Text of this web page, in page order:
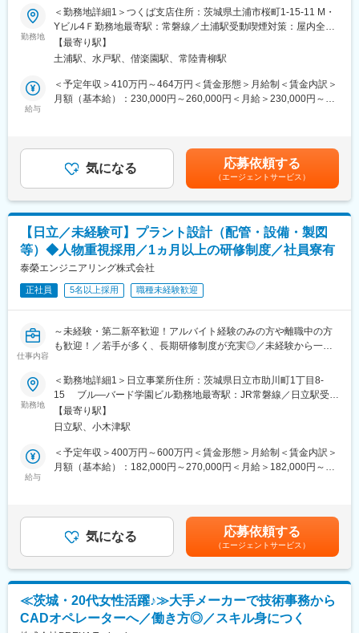
・定年：65歳となっており、その後も１年更新での契約社員とし
てご活躍いただけます。
・手厚い福利厚生：配属先への勤務に伴う引っ越し費用に関して
は、会社が全額負担します。家賃補助の金額に関して、6万円（家
賃＋共益費）の物件を上限として半分を支給いたします。他にも
家族手当制度等がございます。
ともなうリスクを気にすることなく、社内で自分の新しいキャリ
アを形成し、可能性を広げることが可能です。シフトしたことに
よって上がった派遣料金が一定基準を超えた場合、給与に還元し
変更の範囲：会社の定める業務
■業務内容
CADオペレーターとして、設計補助（図面修正、トレース）をお
任せする予定です。
◇主要顧客（例）
当社は日立グループから始まっており、日立系のプロジェクトが
充実しています。
こと、当社社員が良い成果を出し、信頼関係を構築出来ているか
らこその実績です。
他にも大手電機メーカー、大手建設機械、精密機器や独立行政法
技術スペシャリストなど、様々なキャリアパスが可能です。
■使用ツール
AutoCAD, BricsCAD, Solidworks, NX, CATIA
■勤務地
茨城支店では取引が45社ほどあり、案件は主に水戸市から日立市
にかけて分布しています。
茨城支店の約95%のエンジニアが茨城で働いているため、茨城で
の就業を考えている方にはぴったりの就業環境です。
■案件の配属方法について
エンジニアファーストの社風で、入社後は今後のキャリアプラン
について面談を実施します。
案件のアサイン前には改めて面談の場を設け、プロジェクトに参
を得た上で配属をしています。
■キャリアステップについて
四半期毎に１度、対面での面談の中で当社システムのスキルマッ
プを活用しキャリアアッププランを決めていくことが可能です。
また、キャリアデザインアドバイザーがエンジニアとしてのキャ
リアデザインや業務に関するご相談に応えています。
※社内承認を得た講座は全額会社負担！
勤務地
＜勤務地詳細1＞つくば支店住所：茨城県土浦市桜町1-15-11 M・
Yビル4Ｆ勤務地最寄駅：常磐線／土浦駅受動喫煙対策：屋内全面
禁煙＜勤務地詳細2＞水戸支店【テクノプロ・エンジニアリング
社】住所：茨城県水戸市城南1-7-5 第6プリンスビル5F・6F勤務
あり変更の範囲：会社の定める事業所
【最寄り駅】
土浦駅、水戸駅、偕楽園駅、常陸青柳駅
給与
＜予定年収＞410万円～464万円＜賃金形態＞月給制＜賃金内訳＞
月額（基本給）：230,000円～260,000円＜月給＞230,000円～
2）720万円 入社10年目(月給46万円＋賞与)（例3）810万円 入社
15年目(月給53万円＋賞与)賃金はあくまでも目安の金額であり、
選考を通じて上下する可能性があります。月給(月額)は固定手当を
含めた表記です。
気になる 応募依頼する
（エージェントサービス）
【日立／未経験可】プラント設計（配管・設備・製図
等）◆人物重視採用／1ヵ月以上の研修制度／社員寮有
泰榮エンジニアリング株式会社
正社員 5名以上採用 職種未経験歓迎
仕事内容
～未経験・第二新卒歓迎！アルバイト経験のみの方や離職中の方
も歓迎！／若手が多く、長期研修制度が充実◎／未経験から一生
祝休・平均残業15hで働き方◎～
■業務内容
プラントの配管設計業務をお任せします。
発電所内にどう配管を巡らせるかを考え、設計をしていくお仕事
です。CADというシステムを使いながら設計を行ったり、実際に
現地まで調査をしに行ったりしながら業務を進めていきます。安
未経験者やちょっと経験ある方、ベテランの方でも安心してご活
躍できるように1か月半～3か月の総合研修プログラムをご用意し
・プラントのポンプやタンク等を接続する配管の設計
・配管を支える鋼材の設計
・プラントの保守、メンテナンスに関わる設備の修繕計画
勤務地
＜勤務地詳細1＞日立事業所住所：茨城県日立市助川町1丁目8-
15 ブル―バード学園ビル勤務地最寄駅：JR常磐線／日立駅受動
喫煙対策：屋内全面禁煙＜勤務地詳細2＞日立事業所住所：茨城県
日立市助川町1-13-23 受動喫煙対策：屋内全面禁煙変更の範囲：
【最寄り駅】
日立駅、小木津駅
給与
＜予定年収＞400万円～600万円＜賃金形態＞月給制＜賃金内訳＞
月額（基本給）：182,000円～270,000円＜月給＞182,000円～
収：37歳／課長／620万円賃金はあくまでも目安の金額であり、
選考を通じて上下する可能性があります。月給(月額)は固定手当を
含めた表記です。
気になる 応募依頼する
（エージェントサービス）
≪茨城・20代女性活躍♪≫大手メーカーで技術事務から
CADオペレーターへ／働き方◎／スキル身につく